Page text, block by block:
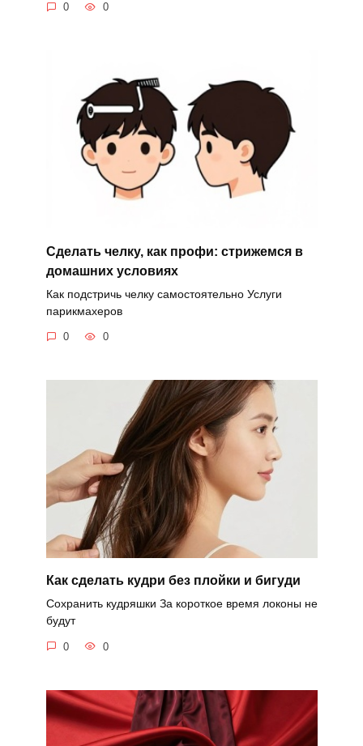
0 0
Сделать челку, как профи: стрижемся в
домашних условиях
Как подстричь челку самостоятельно Услуги
парикмахеров
0 0
Как сделать кудри без плойки и бигуди
Сохранить кудряшки За короткое время локоны не
будут
0 0